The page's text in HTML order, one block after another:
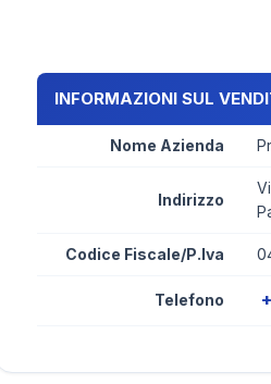
INFORMAZIONI SUL
Nome Azienda
Indirizzo
Codice Fiscale/P.Iva
Telefono